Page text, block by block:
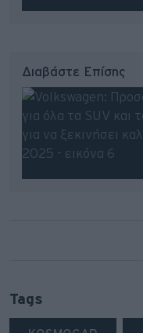
Διαβάστε Επίσης
Tags